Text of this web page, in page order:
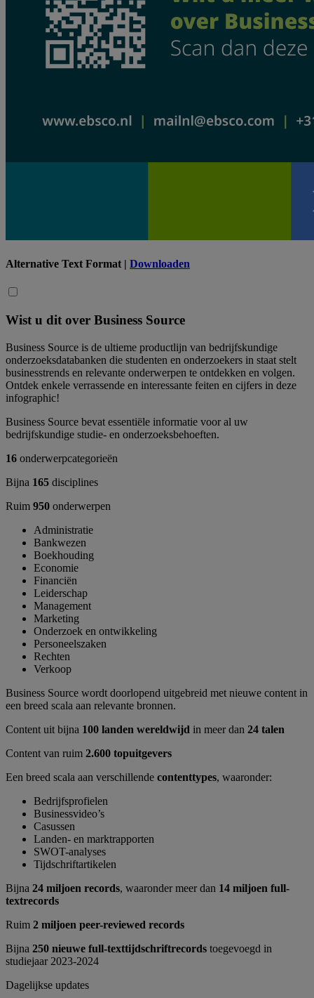
Alternative Text Format | Downloaden
Wist u dit over Business Source
Business Source is de ultieme productlijn van bedrijfskundige
onderzoeksdatabanken die studenten en onderzoekers in staat stelt
businesstrends en relevante onderwerpen te ontdekken en volgen.
Ontdek enkele verrassende en interessante feiten en cijfers in deze
infographic!
Business Source bevat essentiële informatie voor al uw
bedrijfskundige studie- en onderzoeksbehoeften.
16 onderwerpcategorieën
Bijna 165 disciplines
Ruim 950 onderwerpen
Administratie
Bankwezen
Boekhouding
Economie
Financiën
Leiderschap
Management
Marketing
Onderzoek en ontwikkeling
Personeelszaken
Rechten
Verkoop
Business Source wordt doorlopend uitgebreid met nieuwe content in
een breed scala aan relevante bronnen.
Content uit bijna 100 landen wereldwijd in meer dan 24 talen
Content van ruim 2.600 topuitgevers
Een breed scala aan verschillende contenttypes, waaronder:
Bedrijfsprofielen
Businessvideo’s
Casussen
Landen- en marktrapporten
SWOT-analyses
Tijdschriftartikelen
Bijna 24 miljoen records, waaronder meer dan 14 miljoen full-
textrecords
Ruim 2 miljoen peer-reviewed records
Bijna 250 nieuwe full-texttijdschriftrecords toegevoegd in
studiejaar 2023-2024
Dagelijkse updates